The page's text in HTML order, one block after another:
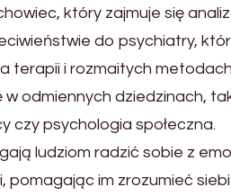
który zajmuje się
do psychiatry,
terapii i rozmaitych
w odmiennych dziedzinach,
czy psychologia społeczna.
ludziom radzić sobie z
pomagając im zrozumieć